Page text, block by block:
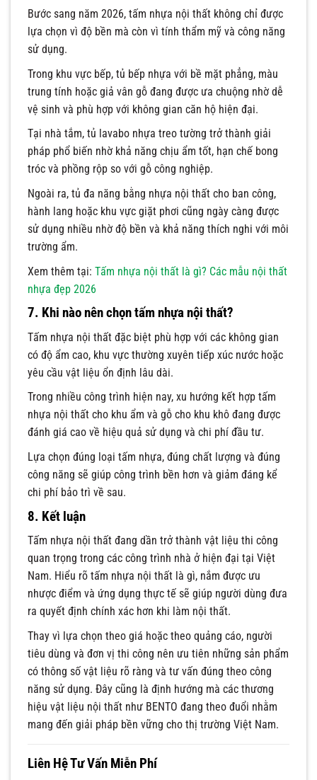
Bước sang năm 2026, tấm nhựa nội thất không chỉ được
lựa chọn vì độ bền mà còn vì tính thẩm mỹ và công năng
sử dụng.
Trong khu vực bếp, tủ bếp nhựa với bề mặt phẳng, màu
trung tính hoặc giả vân gỗ đang được ưa chuộng nhờ dễ
vệ sinh và phù hợp với không gian căn hộ hiện đại.
Tại nhà tắm, tủ lavabo nhựa treo tường trở thành giải
pháp phổ biến nhờ khả năng chịu ẩm tốt, hạn chế bong
tróc và phồng rộp so với gỗ công nghiệp.
Ngoài ra, tủ đa năng bằng nhựa nội thất cho ban công,
hành lang hoặc khu vực giặt phơi cũng ngày càng được
sử dụng nhiều nhờ độ bền và khả năng thích nghi với môi
trường ẩm.
Xem thêm tại: Tấm nhựa nội thất là gì? Các mẫu nội thất
nhựa đẹp 2026
7. Khi nào nên chọn tấm nhựa nội thất?
Tấm nhựa nội thất đặc biệt phù hợp với các không gian
có độ ẩm cao, khu vực thường xuyên tiếp xúc nước hoặc
yêu cầu vật liệu ổn định lâu dài.
Trong nhiều công trình hiện nay, xu hướng kết hợp tấm
nhựa nội thất cho khu ẩm và gỗ cho khu khô đang được
đánh giá cao về hiệu quả sử dụng và chi phí đầu tư.
Lựa chọn đúng loại tấm nhựa, đúng chất lượng và đúng
công năng sẽ giúp công trình bền hơn và giảm đáng kể
chi phí bảo trì về sau.
8. Kết luận
Tấm nhựa nội thất đang dần trở thành vật liệu thi công
quan trọng trong các công trình nhà ở hiện đại tại Việt
Nam. Hiểu rõ tấm nhựa nội thất là gì, nắm được ưu
nhược điểm và ứng dụng thực tế sẽ giúp người dùng đưa
ra quyết định chính xác hơn khi làm nội thất.
Thay vì lựa chọn theo giá hoặc theo quảng cáo, người
tiêu dùng và đơn vị thi công nên ưu tiên những sản phẩm
có thông số vật liệu rõ ràng và tư vấn đúng theo công
năng sử dụng. Đây cũng là định hướng mà các thương
hiệu vật liệu nội thất như BENTO đang theo đuổi nhằm
mang đến giải pháp bền vững cho thị trường Việt Nam.
Liên Hệ Tư Vấn Miễn Phí